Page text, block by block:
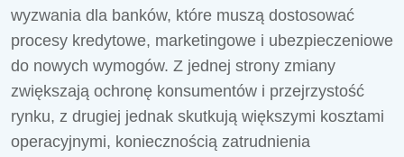
wyzwania dla banków, które muszą dostosować
procesy kredytowe, marketingowe i ubezpieczeniowe
do nowych wymogów. Z jednej strony zmiany
zwiększają ochronę konsumentów i przejrzystość
rynku, z drugiej jednak skutkują większymi kosztami
operacyjnymi, koniecznością zatrudnienia